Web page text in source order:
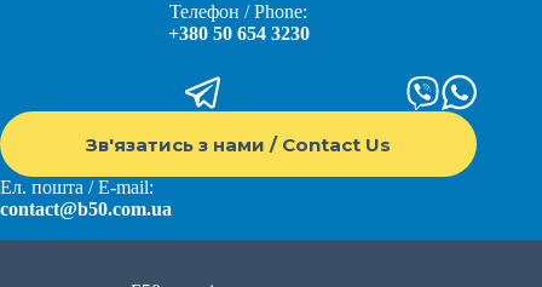
Телефон / Phone:
+380 50 654 3230
Зв'язатись з нами / Contact Us
Ел. пошта / E-mail:
contact@b50.com.ua